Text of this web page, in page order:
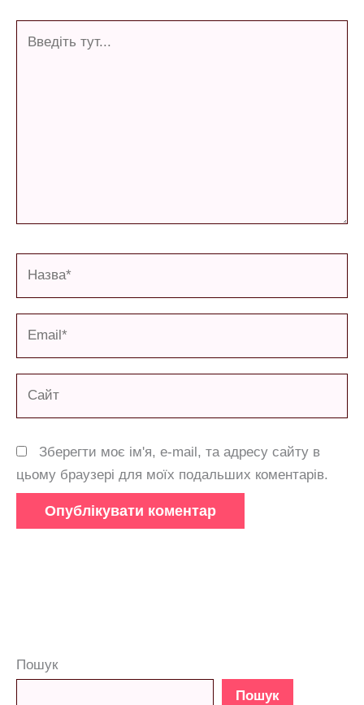
Зберегти моє ім'я, e-mail, та адресу сайту в
цьому браузері для моїх подальших коментарів.
Пошук
Пошук